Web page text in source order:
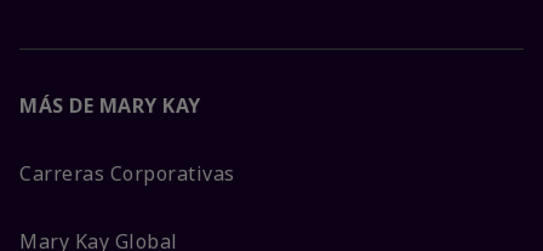
MÁS DE MARY KAY
Carreras Corporativas
Mary Kay Global